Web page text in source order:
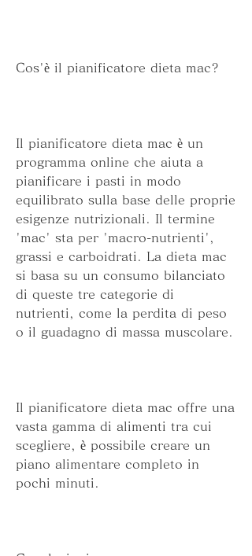
Cos'è il pianificatore dieta mac?
Il pianificatore dieta mac è un
programma online che aiuta a
pianificare i pasti in modo
equilibrato sulla base delle proprie
esigenze nutrizionali. Il termine
'mac' sta per 'macro-nutrienti',
grassi e carboidrati. La dieta mac
si basa su un consumo bilanciato
di queste tre categorie di
nutrienti, come la perdita di peso
o il guadagno di massa muscolare.
Il pianificatore dieta mac offre una
vasta gamma di alimenti tra cui
scegliere, è possibile creare un
piano alimentare completo in
pochi minuti.